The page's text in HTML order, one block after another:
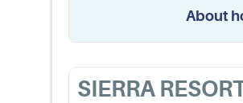
About
SIERRA